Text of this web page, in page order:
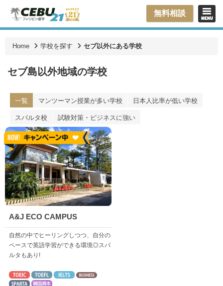
無料相談
Home 学校を探す セブ以外にある学校
セブ島以外地域の学校
一覧 マンツーマン授業が多い学校 日本人比率が低い学校
スパルタ校 試験対策・ビジネスに強い
A&J ECO CAMPUS
自然の中でヒーリングしつつ、自分の
ペースで英語学習ができる環境◎スパ
ルタもあり!